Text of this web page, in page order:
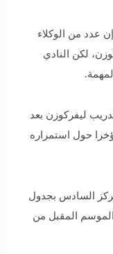
عدد من الوكلاء
لكن النادي
ليفركوزن بعد
حول استمراره
السادس بجدول
الموسم المقبل من